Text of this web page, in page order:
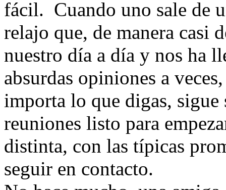
fácil. Cuando uno sale de
relajo que, de manera casi
nuestro día a día y nos ha
absurdas opiniones a
importa lo que digas, sigue
reuniones listo para
distinta, con las típicas
seguir en contacto.